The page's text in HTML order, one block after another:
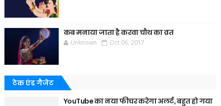
कब मनाया जाता है करवा चौथ का व्रत
Unknown Oct 06, 2017
टेक एंड गैजेट
YouTube का नया फीचर करेगा अलर्ट, बहुत हो गया